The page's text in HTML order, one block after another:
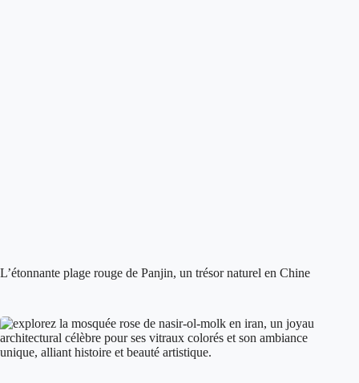
L’étonnante plage rouge de Panjin, un trésor naturel en Chine